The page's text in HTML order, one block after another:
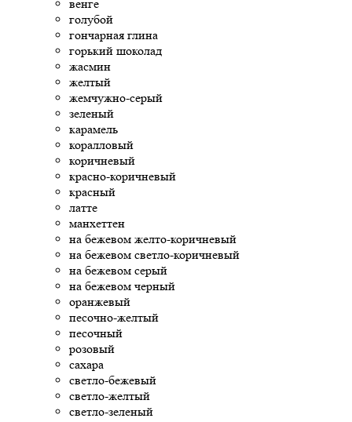
венге
голубой
гончарная глина
горький шоколад
жасмин
желтый
жемчужно-серый
зеленый
карамель
коралловый
коричневый
красно-коричневый
красный
латте
манхеттен
на бежевом желто-коричневый
на бежевом светло-коричневый
на бежевом серый
на бежевом черный
оранжевый
песочно-желтый
песочный
розовый
сахара
светло-бежевый
светло-желтый
светло-зеленый